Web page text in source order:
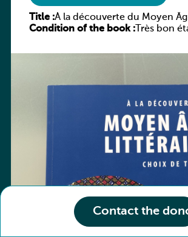
Contact the
Title :À la découverte du Moyen
Condition of the book :Très bon